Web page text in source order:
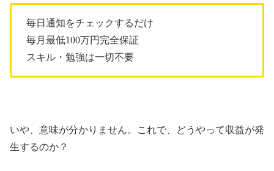
毎日通知をチェックするだけ
毎月最低100万円完全保証
スキル・勉強は一切不要
いや、意味が分かりません。これで、どうやって収益が発
生するのか？